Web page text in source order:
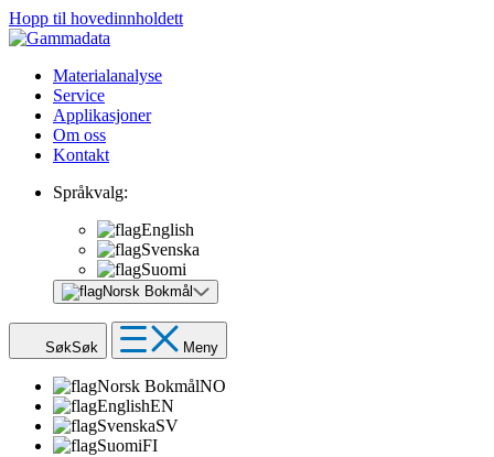
Hopp til hovedinnholdett
Materialanalyse
Service
Applikasjoner
Om oss
Kontakt
Språkvalg:
English
Svenska
Suomi
Norsk Bokmål
SøkSøk Meny
Norsk BokmålNO
EnglishEN
SvenskaSV
SuomiFI